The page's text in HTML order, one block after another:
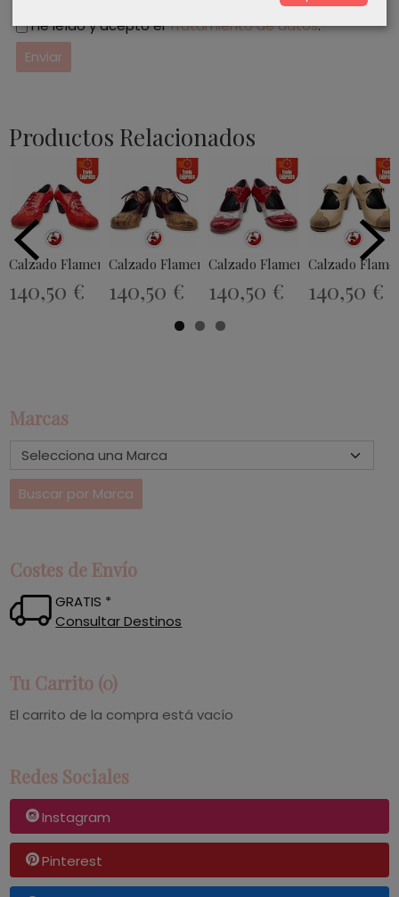
Marcas
Costes de Envío
GRATIS *
Consultar Destinos
Tu Carrito (0)
El carrito de la compra está vacío
Redes Sociales
Instagram
Pinterest
He leído y acepto elTratamiento de datos.
Productos Relacionados
Calzado Flamenco Modelo EX016
140,50 €
Calzado Flamenco Modelo EX047
140,50 €
Calzado Flamenco Modelo
140,50 €
Calzado
140,50 €